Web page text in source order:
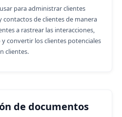
para administrar clientes
contactos de clientes de manera
a rastrear las interacciones,
convertir los clientes potenciales
clientes.
de documentos